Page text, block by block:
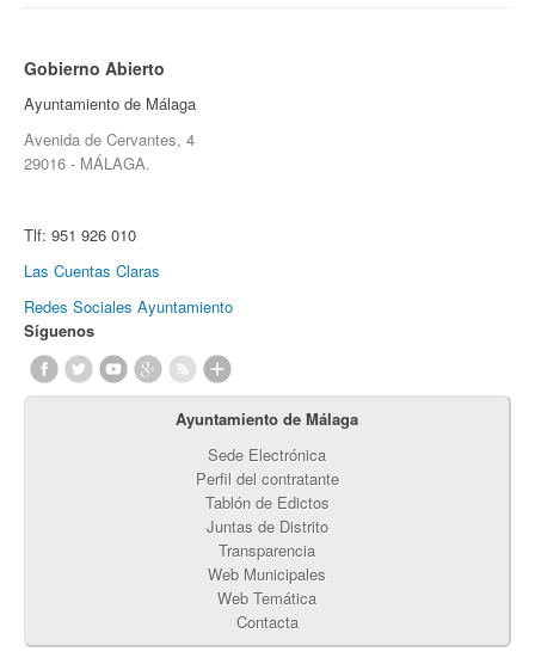
Gobierno Abierto
Ayuntamiento de Málaga
Avenida de Cervantes, 4
29016 - MÁLAGA.
Tlf: 951 926 010
Las Cuentas Claras
Redes Sociales Ayuntamiento
Síguenos
Ayuntamiento de Málaga
Sede Electrónica
Perfil del contratante
Tablón de Edictos
Juntas de Distrito
Transparencia
Web Municipales
Web Temática
Contacta